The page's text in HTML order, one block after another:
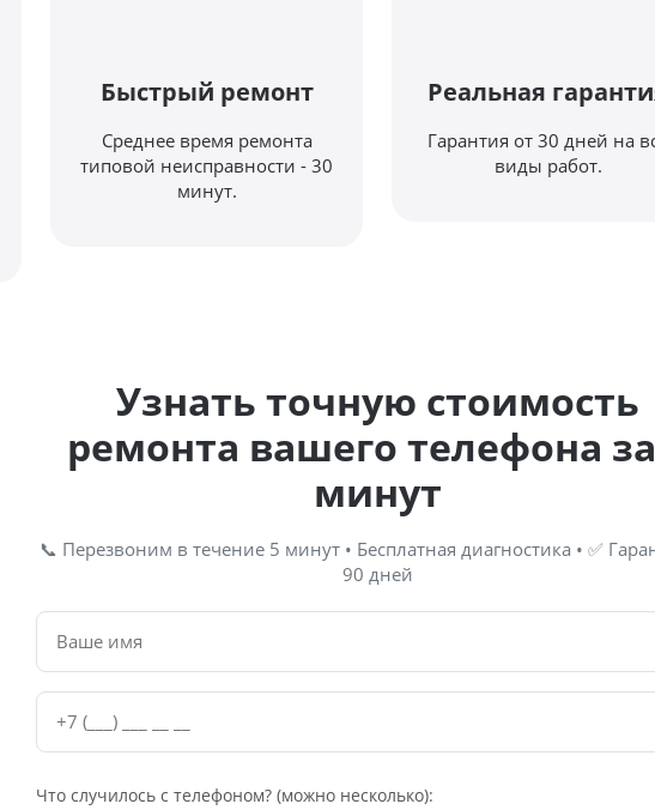
Быстрый ремонт
Среднее время ремонта
типовой неисправности - 30
минут.
Реальная
Гарантия от 30 дней на
виды работ.
Узнать точную стоимость
ремонта вашего телефона
минут
📞 Перезвоним в течение 5 минут • Бесплатная диагностика • ✅
90 дней
Что случилось с телефоном? (можно несколько):